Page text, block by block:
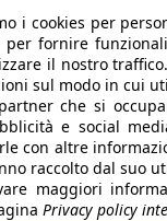
i cookies per
per fornire
il nostro
sul modo in cui
che si
e social
con altre
raccolto dal suo
maggiori
Privacy policy